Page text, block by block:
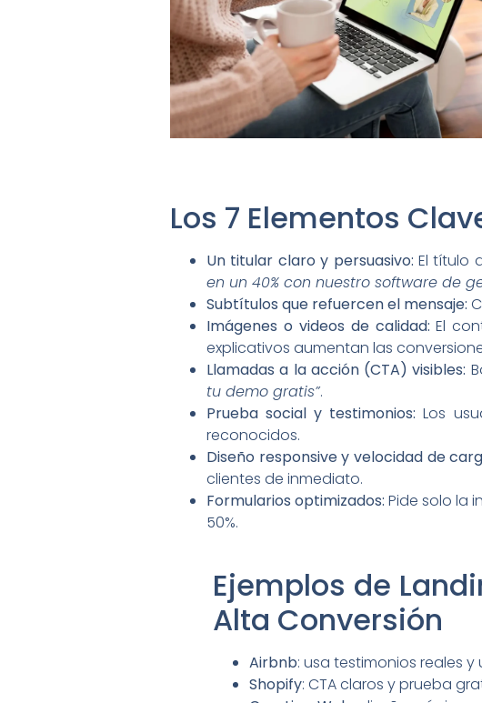
Los 7 Elementos
Un titular claro y persuasivo:El título
en un 40% con nuestro software de
Subtítulos que refuercen el mensaje:
Imágenes o videos de calidad:El
explicativos aumentan las
Llamadas a la acción (CTA) visibles:
tu demo gratis”.
Prueba social y testimonios: Los
reconocidos.
Diseño responsive y velocidad de
clientes de inmediato.
Formularios optimizados:Pide solo la
50%.
Ejemplos de
Alta Conversión
Airbnb: usa testimonios reales
Shopify: CTA claros y prueba